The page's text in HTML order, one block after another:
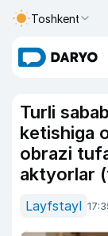
Toshkent
Turli
ketishiga
obrazi
aktyorlar
Layfstayl